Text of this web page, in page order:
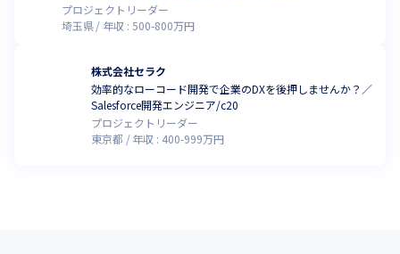
プロジェクトリーダー
埼玉県
年収 : 500-800万円
株式会社セラク
効率的なローコード開発で企業のDXを後押しませんか？／
Salesforce開発エンジニア/c20
プロジェクトリーダー
東京都
年収 : 400-999万円